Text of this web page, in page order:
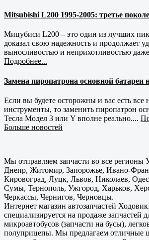
Mitsubishi L200 1995-2005: третье
Мицубиси L200 – это один из лучших
доказал свою надежность и продолжает
выносливостью и неприхотливостью даже
Подробнее...
Замена пиропатрона основной батареи
Если вы будете осторожны и вас есть все
инструменты, то заменить пиропатрон
Тесла Модел 3 или Y вполне реально....
Больше новостей
Мы отправляем запчасти во все
Днепр, Житомир, Запорожье, Ивано-
Кировоград, Луцк, Львов, Николаев,
Сумы, Тернополь, Ужгород, Харьков,
Черкассы, Чернигов, Черновцы.
Интернет магазин автозапчастей
специализируется на продаже запчастей
микроавтобусов (запчасти на бусы),
полуприцепы. Мы предлагаем отличные